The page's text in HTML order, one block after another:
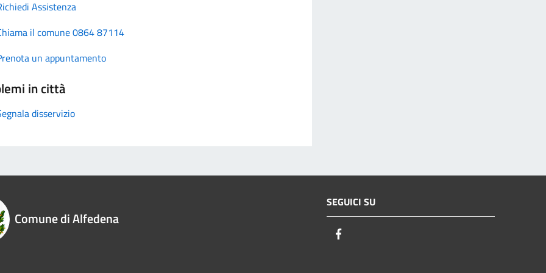
Assistenza
il comune 0864 87114
un appuntamento
in città
disservizio
Comune di Alfedena
SEGUICI SU